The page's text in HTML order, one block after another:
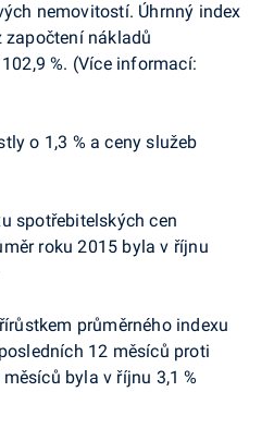
nemovitostí. Úhrnný index
započtení nákladů
%. (Více informací:
o 1,3 % a ceny služeb
spotřebitelských cen
roku 2015 byla v říjnu
průměrného indexu
12 měsíců proti
byla v říjnu 3,1 %